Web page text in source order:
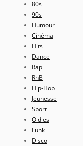
80s
90s
Humour
Cinéma
Hits
Dance
Rap
RnB
Hip-Hop
Jeunesse
Sport
Oldies
Funk
Disco